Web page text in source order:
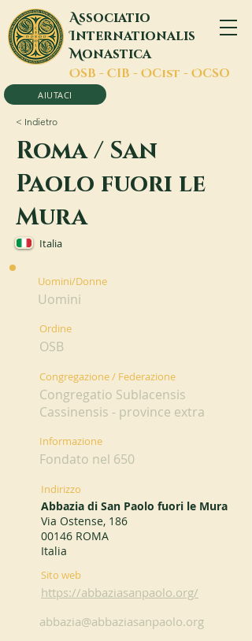
Associatio
Internationalis
Monastica
OSB - CIB - OCist - OCSO
AIUTACI
< Indietro
Roma / San
Paolo fuori le
Mura
Italia
Uomini/Donne
Uomini
Ordine
OSB
Congregazione / Federazione
Congregatio Sublacensis
Cassinensis - province extra
Informazione
Fondato nel 650
Indirizzo
Abbazia di San Paolo fuori le Mura
Via Ostense, 186
00146 ROMA
Italia
Sito web
https://abbaziasanpaolo.org/
abbazia@abbaziasanpaolo.org